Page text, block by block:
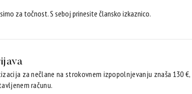
za točnost. S seboj prinesite člansko izkaznico.
za nečlane na strokovnem izpopolnjevanju znaša 130
računu.